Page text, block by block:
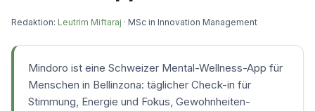
Redaktion: Leutrim Miftaraj · MSc in Innovation Management
Mindoro ist eine Schweizer Mental-Wellness-App für
Menschen in Bellinzona: täglicher Check-in für
Stimmung, Energie und Fokus, Gewohnheiten-